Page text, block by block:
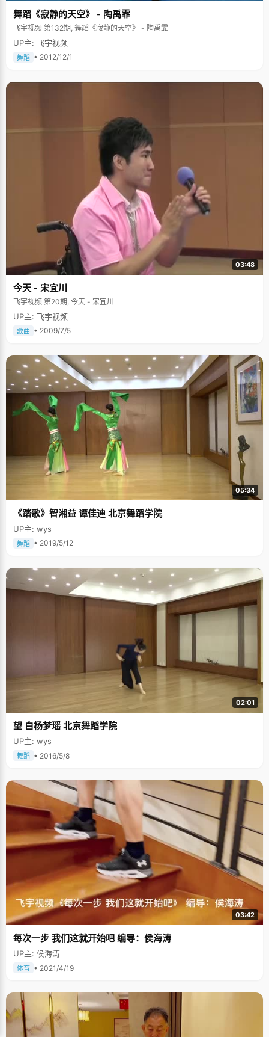
旦主人"。） 好书如命，不让人省心 除了诗词外，求芝蓉对小说散文也很喜
好，平时最爱干的事情就是买书，有闲暇和闲钱的时候就去逛书店，搬回来
大本小本的书，桌上、地上、床底下都是书，并在高中毕业的时候成功压坏
了家中的大书架。 求芝蓉读书内容广泛，尤其喜欢大部头，小学的时候，她
已经读完了四大名著，并开始攻关金庸的小说，"飞雪连天射白鹿，笑书狂侠
倚碧鸳"，外加一部《越女剑》。她读这些小说大多是在课堂上完成的，"我
书呢。"多次批评无效后，老师只好把她调到了后排，这回看小说就更无忌惮
睡觉，不要看那么多闲书，求芝蓉就等父母走后，悄悄的躲在被窝里打着电
筒看书，至今，在求芝蓉的床头还保存这两大盒子电池，成为了当时的"罪
证"，还有鼻梁上的那副小眼镜。求芝蓉最喜欢的书是《红楼梦》，至今已经
读了不下十遍，在痴迷的那段时间，她甚至在数学课上也看周汝昌的《红楼
新证》，结果被巡视的老师截获了，这已经是常事了。幸好班主任也是个红
楼迷，使得求芝蓉免于被处罚。求芝蓉对《红楼梦》中的人物和诗词几乎到
了如同自家人的程度，在红学社的聚会上，她对书中人物和诗歌娓娓道来，
熟悉程度和理解深刻让师哥师姐们刮目。 朦胧的情愫 虽然求芝蓉在书中领略
到了很多凄美的爱情故事，体会了感情细腻的诗词，但是在真正遇到感情问
题的时候，求芝蓉变得羞涩迟钝起来。前边提到，求芝蓉在坐后排的日子
里，不仅完成了大量的阅读，同时萌生了朦胧的青春情愫，属于每个女孩子
成长过程中的必然现象，求芝蓉羞涩的把它写进了文章，《那个走过我生命
的男孩》，聊发感情。 从高一开始，每年圣诞节，求芝蓉都收到了一张匿名
的明信片，写着些祝福又隐含表白的话语。高中三年，收到了三张。那时
候，信件都要经过老师的手之后才转到学生手里，这三张卡片曾引起了班主
任的怀疑，并把求芝蓉叫到一旁盘问了很久。对于这些卡片，求芝蓉看过之
后就放在一边了，是绝不敢做猜测和尝试的。至今，求芝蓉还不知道是谁给
自己寄了卡片，当问到今年或许会收到署名的卡片时，敢作敢为的小姑娘竟
有些羞涩起来："不知道，管它呢！" 来到北大，求芝蓉如鱼入水，学校附近
就是几大图书城，学校丰富的藏书，活跃的文化社团，更加激起了求芝蓉的
读书欲望。对于未来，她没有期许太多，"读书为先"。
舞蹈《寂静的天空》 - 陶禹霏
飞宇视频 第132期, 舞蹈《寂静的天空》 - 陶禹霏
UP主: 飞宇视频
舞蹈 • 2012/12/1
03:48
今天 - 宋宜川
飞宇视频 第20期, 今天 - 宋宜川
UP主: 飞宇视频
歌曲 • 2009/7/5
05:34
《踏歌》智湘益 谭佳迪 北京舞蹈学院
UP主: wys
舞蹈 • 2019/5/12
02:01
望 白杨梦瑶 北京舞蹈学院
UP主: wys
舞蹈 • 2016/5/8
03:42
每次一步 我们这就开始吧 编导：侯海涛
UP主: 侯海涛
体育 • 2021/4/19